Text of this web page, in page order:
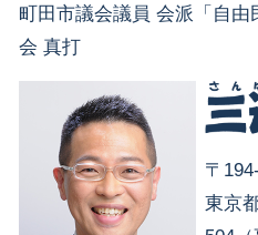
町田市議会議員 会派「自
会 真打
〒
東京